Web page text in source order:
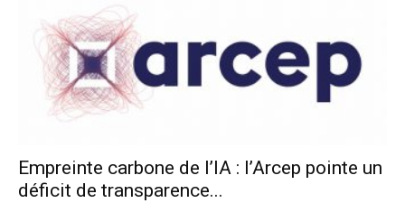
Empreinte carbone de l’IA : l’Arcep pointe un
déficit de transparence...